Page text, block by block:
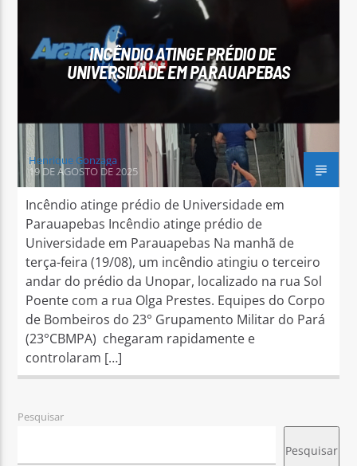
INCÊNDIO ATINGE PRÉDIO DE
UNIVERSIDADE EM PARAUAPEBAS
Henrique Gonzaga
19 DE AGOSTO DE 2025
Incêndio atinge prédio de Universidade em
Parauapebas Incêndio atinge prédio de
Universidade em Parauapebas Na manhã de
terça-feira (19/08), um incêndio atingiu o terceiro
andar do prédio da Unopar, localizado na rua Sol
Poente com a rua Olga Prestes. Equipes do Corpo
de Bombeiros do 23° Grupamento Militar do Pará
(23°CBMPA) chegaram rapidamente e
controlaram […]
Pesquisar
Pesquisar